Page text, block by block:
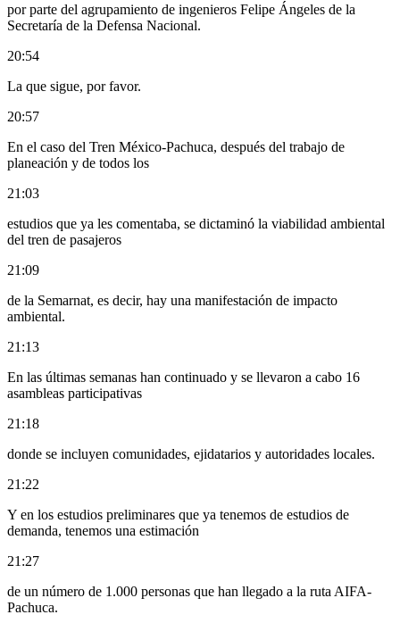
por parte del agrupamiento de ingenieros Felipe Ángeles de la
Secretaría de la Defensa Nacional.
20:54
La que sigue, por favor.
20:57
En el caso del Tren México-Pachuca, después del trabajo de
planeación y de todos los
21:03
estudios que ya les comentaba, se dictaminó la viabilidad ambiental
del tren de pasajeros
21:09
de la Semarnat, es decir, hay una manifestación de impacto
ambiental.
21:13
En las últimas semanas han continuado y se llevaron a cabo 16
asambleas participativas
21:18
donde se incluyen comunidades, ejidatarios y autoridades locales.
21:22
Y en los estudios preliminares que ya tenemos de estudios de
demanda, tenemos una estimación
21:27
de un número de 1.000 personas que han llegado a la ruta AIFA-
Pachuca.